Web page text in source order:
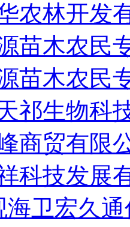
农林开发
苗木农民
苗木农民
祁生物科
商贸有限
科技发展
海卫宏久